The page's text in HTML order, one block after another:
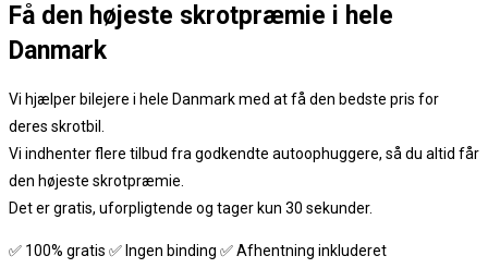
Få den højeste skrotpræmie i hele
Danmark
Vi hjælper bilejere i hele Danmark med at få den bedste pris for
deres skrotbil.
Vi indhenter flere tilbud fra godkendte autoophuggere, så du altid får
den højeste skrotpræmie.
Det er gratis, uforpligtende og tager kun 30 sekunder.
✅ 100% gratis ✅ Ingen binding ✅ Afhentning inkluderet